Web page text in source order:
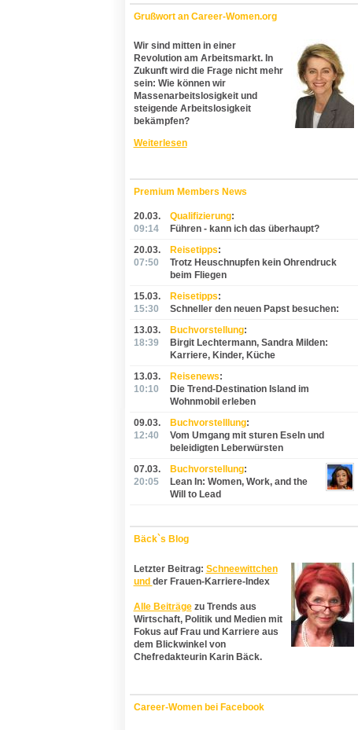
Grußwort an Career-Women.org
Wir sind mitten in einer
Revolution am Arbeitsmarkt. In
Zukunft wird die Frage nicht mehr
sein: Wie können wir
Massenarbeitslosigkeit und
steigende Arbeitslosigkeit
bekämpfen?
Weiterlesen
Premium Members News
Qualifizierung:
Führen - kann ich das überhaupt?
20.03.
09:14
Reisetipps:
Trotz Heuschnupfen kein Ohrendruck
beim Fliegen
20.03.
07:50
Reisetipps:
Schneller den neuen Papst besuchen:
15.03.
15:30
Buchvorstellung:
Birgit Lechtermann, Sandra Milden:
Karriere, Kinder, Küche
13.03.
18:39
Reisenews:
Die Trend-Destination Island im
Wohnmobil erleben
13.03.
10:10
Buchvorstelllung:
Vom Umgang mit sturen Eseln und
beleidigten Leberwürsten
09.03.
12:40
Buchvorstellung:
Lean In: Women, Work, and the
Will to Lead
07.03.
20:05
Bäck`s Blog
Letzter Beitrag: Schneewittchen
und der Frauen-Karriere-Index
Alle Beiträgezu Trends aus
Wirtschaft, Politik und Medien mit
Fokus auf Frau und Karriere aus
dem Blickwinkel von
Chefredakteurin Karin Bäck.
Career-Women bei Facebook